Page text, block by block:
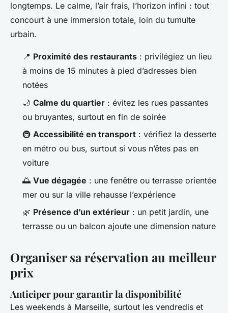
longtemps. Le calme, l’air frais, l’horizon infini : tout
concourt à une immersion totale, loin du tumulte
urbain.
📍 Proximité des restaurants : privilégiez un lieu
à moins de 15 minutes à pied d’adresses bien
notées
🌙 Calme du quartier : évitez les rues passantes
ou bruyantes, surtout en fin de soirée
🚇 Accessibilité en transport : vérifiez la desserte
en métro ou bus, surtout si vous n’êtes pas en
voiture
🌅 Vue dégagée : une fenêtre ou terrasse orientée
mer ou sur la ville rehausse l’expérience
🌿 Présence d’un extérieur : un petit jardin, une
terrasse ou un balcon ajoute une dimension nature
Organiser sa réservation au meilleur
prix
Anticiper pour garantir la disponibilité
Les weekends à Marseille, surtout les vendredis et